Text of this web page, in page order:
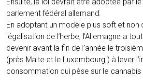
Ensuite, la loi devrait être adoptée par
parlement fédéral allemand.
En adoptant un modèle plus soft et
légalisation de l’herbe, l’Allemagne a
devenir avant la fin de l’année le
(près Malte et le Luxembourg ) à lever
consommation qui pèse sur le cannabis